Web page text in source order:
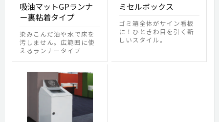
吸油マットGPランナ
ー裏粘着タイプ
染みこんだ油や水で床を
汚しません。広範囲に使
えるランナータイプ
ミセルボックス
ゴミ箱全体がサイン看板
に！ひときわ目を引く新
しいスタイル。